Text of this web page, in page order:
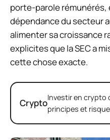
porte-parole rémunérés,
dépendance du secteur
alimenter sa croissance
explicites que la SEC a
cette chose exacte.
CryptoInvestir en crypto
principes et